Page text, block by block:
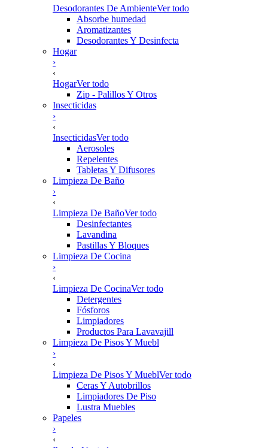
Desodorantes De AmbienteVer todo
Absorbe humedad
Aromatizantes
Desodorantes Y Desinfecta
Hogar
›
‹
HogarVer todo
Zip - Palillos Y Otros
Insecticidas
›
‹
InsecticidasVer todo
Aerosoles
Repelentes
Tabletas Y Difusores
Limpieza De Baño
›
‹
Limpieza De BañoVer todo
Desinfectantes
Lavandina
Pastillas Y Bloques
Limpieza De Cocina
›
‹
Limpieza De CocinaVer todo
Detergentes
Fósforos
Limpiadores
Productos Para Lavavajill
Limpieza De Pisos Y Muebl
›
‹
Limpieza De Pisos Y MueblVer todo
Ceras Y Autobrillos
Limpiadores De Piso
Lustra Muebles
Papeles
›
‹